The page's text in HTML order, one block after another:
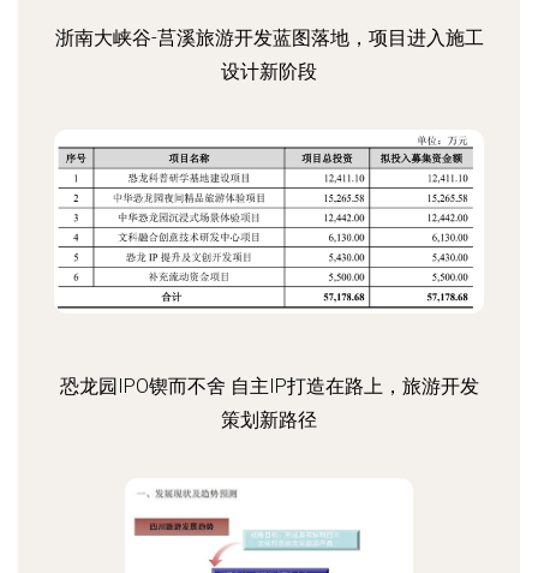
浙南大峡谷-莒溪旅游开发蓝图落地，项目进入施工
设计新阶段
恐龙园IPO锲而不舍 自主IP打造在路上，旅游开发
策划新路径